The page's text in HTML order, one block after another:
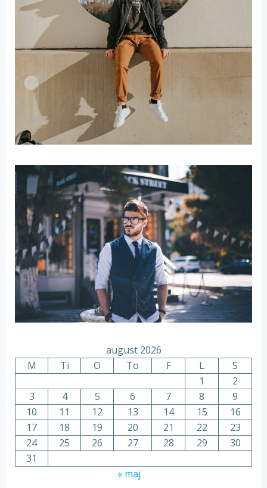
august 2026
M
Ti O To F L
S
1
2
3
4 5 6 7 8
9
10
11 12 13 14 15
16
17
18 19 20 21 22
23
24
25 26 27 28 29
30
31
« maj